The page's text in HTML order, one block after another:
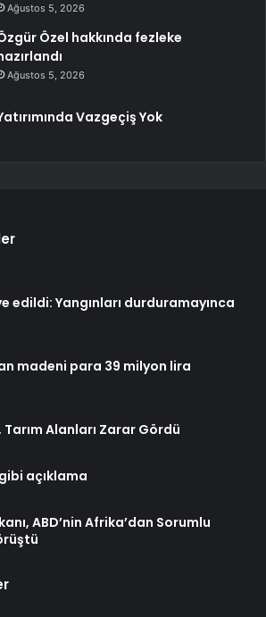
Ağustos 5, 2026
Özel hakkında fezleke
Ağustos 5, 2026
Vazgeçiş Yok
edildi: Yangınları durduramayınca
madeni para 39 milyon lira
Tarım Alanları Zarar Gördü
açıklama
ABD’nin Afrika’dan Sorumlu